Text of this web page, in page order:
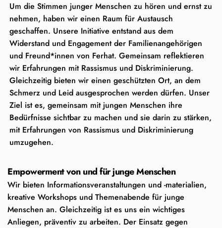
Um die Stimmen junger Menschen zu hören und ernst zu
nehmen, haben wir einen Raum für Austausch
geschaffen. Unsere Initiative entstand aus dem
Widerstand und Engagement der Familienangehörigen
und Freund*innen von Ferhat. Gemeinsam reflektieren
wir Erfahrungen mit Rassismus und Diskriminierung.
Gleichzeitig bieten wir einen geschützten Ort, an dem
Schmerz und Leid ausgesprochen werden dürfen. Unser
Ziel ist es, gemeinsam mit jungen Menschen ihre
Bedürfnisse sichtbar zu machen und sie darin zu stärken,
mit Erfahrungen von Rassismus und Diskriminierung
umzugehen.
Empowerment von und für junge Menschen
Wir bieten Informationsveranstaltungen und -materialien,
kreative Workshops und Themenabende für junge
Menschen an. Gleichzeitig ist es uns ein wichtiges
Anliegen, präventiv zu arbeiten. Der Einsatz gegen